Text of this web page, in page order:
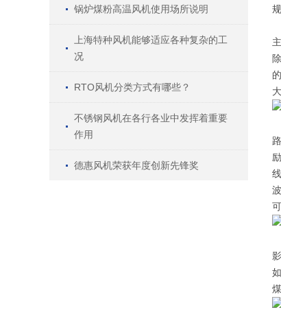
锅炉煤粉高温风机使用场所说明
上海特种风机能够适应各种复杂的工
况
RTO风机分类方式有哪些？
不锈钢风机在各行各业中发挥着重要
作用
德惠风机荣获年度创新先锋奖